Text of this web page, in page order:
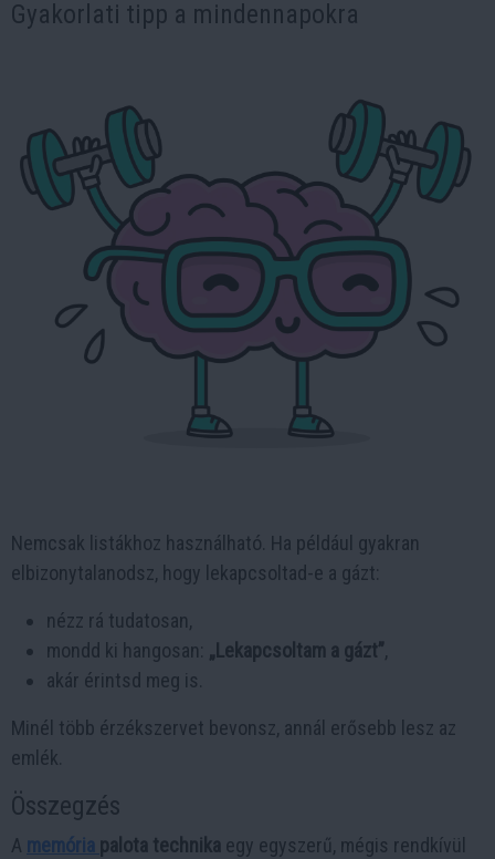
Gyakorlati tipp a mindennapokra
Nemcsak listákhoz használható. Ha például gyakran
elbizonytalanodsz, hogy lekapcsoltad-e a gázt:
nézz rá tudatosan,
mondd ki hangosan: „Lekapcsoltam a gázt”,
akár érintsd meg is.
Minél több érzékszervet bevonsz, annál erősebb lesz az
emlék.
Összegzés
A memória palota technika egy egyszerű, mégis rendkívül